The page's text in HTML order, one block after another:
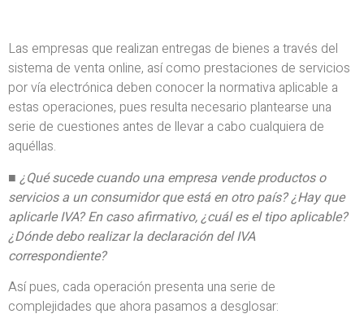
Las empresas que realizan entregas de bienes a través del
sistema de venta online, así como prestaciones de servicios
por vía electrónica deben conocer la normativa aplicable a
estas operaciones, pues resulta necesario plantearse una
serie de cuestiones antes de llevar a cabo cualquiera de
aquéllas.
■ ¿Qué sucede cuando una empresa vende productos o
servicios a un consumidor que está en otro país? ¿Hay que
aplicarle IVA? En caso afirmativo, ¿cuál es el tipo aplicable?
¿Dónde debo realizar la declaración del IVA
correspondiente?
Así pues, cada operación presenta una serie de
complejidades que ahora pasamos a desglosar: